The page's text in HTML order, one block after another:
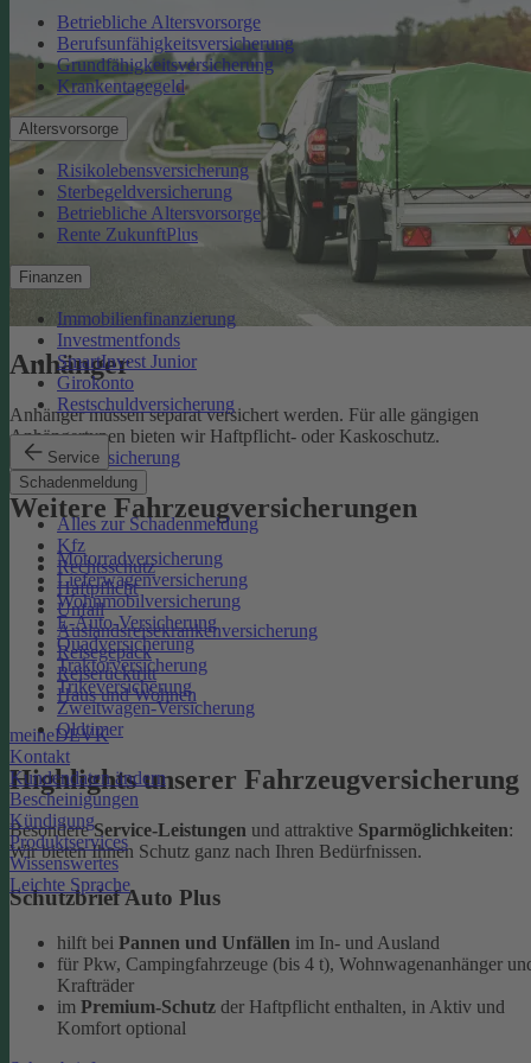
Betriebliche Altersvorsorge
Berufsunfähigkeitsversicherung
Grundfähigkeitsversicherung
Krankentagegeld
Altersvorsorge
Risikolebensversicherung
Sterbegeldversicherung
Betriebliche Altersvorsorge
Rente ZukunftPlus
Finanzen
Immobilienfinanzierung
Investmentfonds
SmartInvest Junior
Girokonto
Restschuldversicherung
Service
Schadenmeldung
Alles zur Schadenmeldung
Kfz
Rechtsschutz
Haftpflicht
Unfall
Auslandsreisekrankenversicherung
Reisegepäck
Reiserücktritt
Haus und Wohnen
meineDEVK
Kontakt
Kundendaten ändern
Bescheinigungen
Kündigung
Produktservices
Wissenswertes
Leichte Sprache
Anhänger
Anhänger müssen separat versichert werden. Für alle gängigen
Anhängertypen bieten wir Haftpflicht- oder Kaskoschutz.
Anhängerversicherung
Weitere Fahrzeugversicherungen
Motorradversicherung
Lieferwagenversicherung
Wohnmobilversicherung
E-Auto-Versicherung
Quadversicherung
Traktorversicherung
Trikeversicherung
Zweitwagen-Versicherung
Oldtimer
Highlights unserer Fahrzeugversicherung
BesondereService-Leistungen und attraktive Sparmöglichkeiten:
Wir bieten Ihnen Schutz ganz nach Ihren Bedürfnissen.
Schutzbrief Auto Plus
hilft bei Pannen und Unfällen im In- und Ausland
für Pkw, Campingfahrzeuge (bis 4 t), Wohnwagenanhänger
Krafträder
im Premium-Schutz der Haftpflicht enthalten, in Aktiv und
Komfort optional